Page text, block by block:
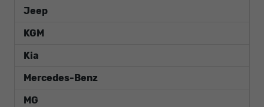
Jeep
KGM
Kia
Mercedes-Benz
MG